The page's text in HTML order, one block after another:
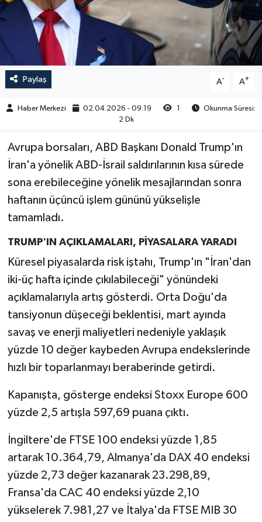
Paylaş A- A+
Haber Merkezi 02.04.2026 - 09:19
Okunma Süresi:
2 Dk
Avrupa borsaları, ABD Başkanı Donald Trump'ın
İran'a yönelik ABD-İsrail saldırılarının kısa sürede
sona erebileceğine yönelik mesajlarından sonra
haftanın üçüncü işlem gününü yükselişle
tamamladı.
TRUMP'IN AÇIKLAMALARI, PİYASALARA YARADI
Küresel piyasalarda risk iştahı, Trump'ın "İran'dan
iki-üç hafta içinde çıkılabileceği" yönündeki
açıklamalarıyla artış gösterdi. Orta Doğu'da
tansiyonun düşeceği beklentisi, mart ayında
savaş ve enerji maliyetleri nedeniyle yaklaşık
yüzde 10 değer kaybeden Avrupa endekslerinde
hızlı bir toparlanmayı beraberinde getirdi.
Kapanışta, gösterge endeksi Stoxx Europe 600
yüzde 2,5 artışla 597,69 puana çıktı.
İngiltere'de FTSE 100 endeksi yüzde 1,85
artarak 10.364,79, Almanya'da DAX 40 endeksi
yüzde 2,73 değer kazanarak 23.298,89,
Fransa'da CAC 40 endeksi yüzde 2,10
yükselerek 7.981,27 ve İtalya'da FTSE MIB 30